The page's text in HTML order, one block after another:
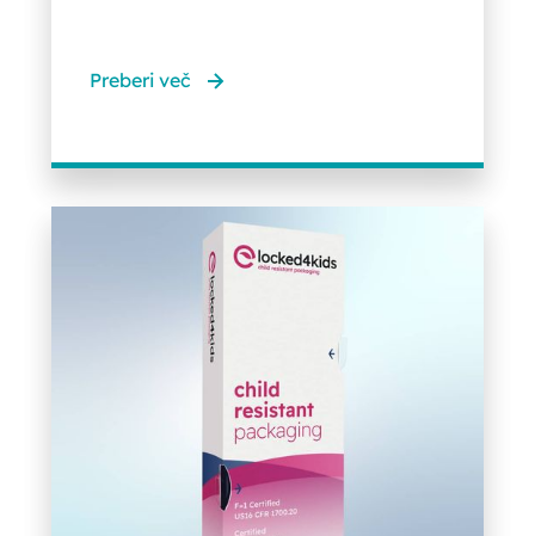
Preberi več